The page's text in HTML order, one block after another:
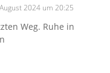
2024 um 20:25
Weg. Ruhe in